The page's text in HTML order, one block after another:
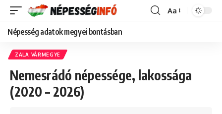
Font
Aa
Népesség adatok megyei bontásban
ZALA VÁRMEGYE
Nemesrádó népessége, lakossága
(2020 – 2026)